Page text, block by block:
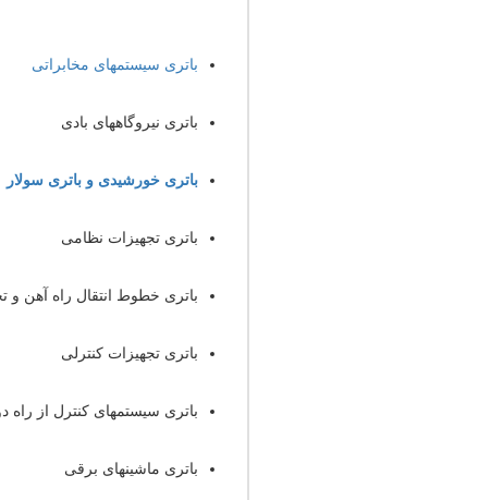
باتری سیستمهای مخابراتی
باتری نیروگاههای بادی
باتری خورشیدی و باتری سولار
باتری تجهیزات نظامی
باتری خطوط انتقال راه آهن و
باتری تجهیزات کنترلی
باتری سیستمهای کنترل از راه
باتری ماشینهای برقی